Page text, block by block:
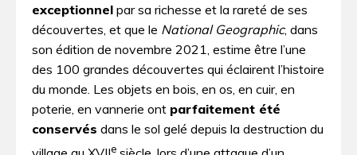
exceptionnel par sa richesse et la rareté de ses
découvertes, et que le National Geographic, dans
son édition de novembre 2021, estime être l’une
des 100 grandes découvertes qui éclairent l’histoire
du monde. Les objets en bois, en os, en cuir, en
poterie, en vannerie ont parfaitement été
conservés dans le sol gelé depuis la destruction du
e